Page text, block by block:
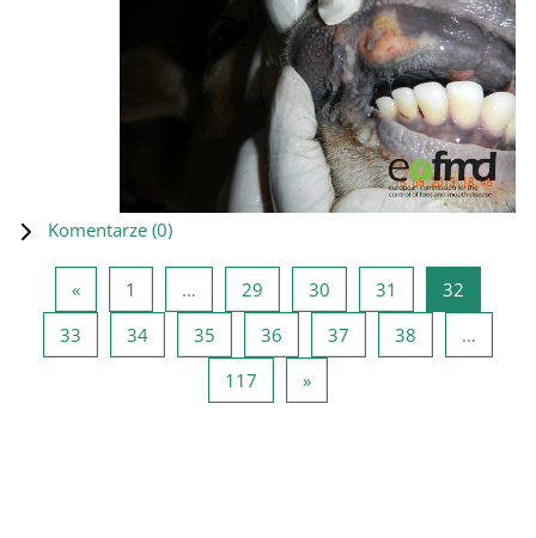
Komentarze (0)
«Poprzednia strona
1 … 29 Strona 29
30 Strona 30
31 Strona 31
32
33 Strona 33
34Strona 34
35 Strona 35
36 Strona 36
37 Strona 37
38
…
117 Strona 117
»Następna strona